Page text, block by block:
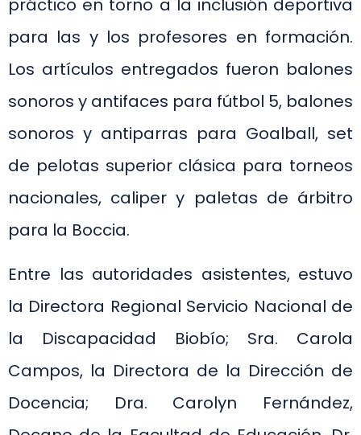
práctico en torno a la inclusión deportiva
para las y los profesores en formación.
Los artículos entregados fueron balones
sonoros y antifaces para fútbol 5, balones
sonoros y antiparras para Goalball, set
de pelotas superior clásica para torneos
nacionales, caliper y paletas de árbitro
para la Boccia.
Entre las autoridades asistentes, estuvo
la Directora Regional Servicio Nacional de
la Discapacidad Biobío; Sra. Carola
Campos, la Directora de la Dirección de
Docencia; Dra. Carolyn Fernández,